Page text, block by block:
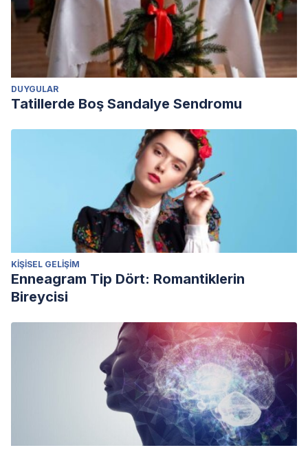
DUYGULAR
Tatillerde Boş Sandalye Sendromu
KIŞISEL GELIŞIM
Enneagram Tip Dört: Romantiklerin
Bireycisi